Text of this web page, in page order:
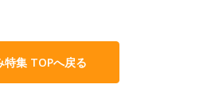
特集 TOPへ戻る